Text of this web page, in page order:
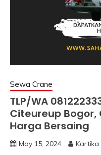
Sewa Crane
TLP/WA
Citeureup
Harga Bersaing
May 15, 2024 Kartika